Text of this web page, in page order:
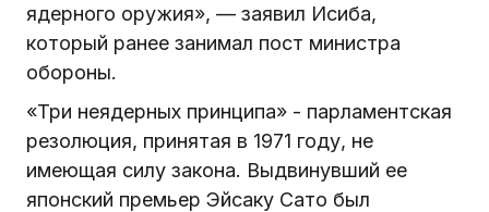
ядерного оружия», — заявил Исиба,
который ранее занимал пост министра
обороны.
«Три неядерных принципа» - парламентская
резолюция, принятая в 1971 году, не
имеющая силу закона. Выдвинувший ее
японский премьер Эйсаку Сато был